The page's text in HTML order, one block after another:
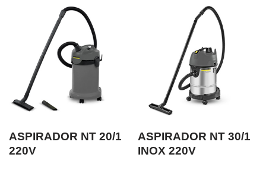
ASPIRADOR NT 20/1
220V
ASPIRADOR NT 30/1
INOX 220V